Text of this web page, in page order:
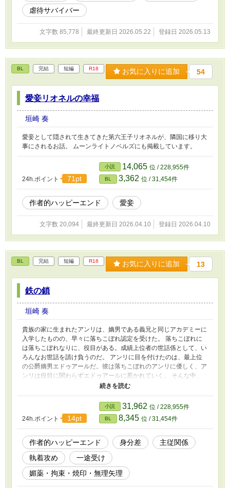
虐待サバイバー
文字数 85,778 最終更新日 2026.05.22 登録日 2026.05.13
BL 完結 短編 R18 お気に入りに追加 54
愛妾リオネルの幸福
垣崎 奏
愛妾として隠されて生きてきた第六王子リオネルが、隣国に移り大
事にされるお話。 ムーンライトノベルズにも掲載しています。
24h.ポイント 71pt
小説 14,065 位 / 228,955件
BL 3,362 位 / 31,454件
作者的ハッピーエンド 愛妾
文字数 20,094 最終更新日 2026.04.10 登録日 2026.04.10
BL 完結 短編 R18 お気に入りに追加 13
鉄の鎖
垣崎 奏
貴族の家に生まれたアンリは、嫡男である義兄と同じアカデミーに
入学したものの、早々に落ちこぼれ認定を受けた。 落ちこぼれに
は落ちこぼれなりに、役目がある。成績上位者の世話係として、い
ろんなお世話を請け負うのだ。 アンリに目を付けたのは、最上位
の公爵嫡男エドゥアールだ。彼は落ちこぼれのアンリに優しく、ア
ンリは役目に関わらずエドゥアールに惹かれていく。 そんな中、
エドゥアールに対抗心を燃やす王太子に呼び出しを受け、酷く扱わ
れてしまう。救護を担ったエドゥアールから、アンリが受けた提案
とは……？ ◇ 主従関係から始まる、作者的ハッピーエンドなお
話。 ざっくりふんわり設定、拘束ありきのハードプレイが主体で
す。苦手な方はブラウザバックをお願いします。 ムーンライトノ
ベルズにも掲載しています。
24h.ポイント 14pt
小説 31,962 位 / 228,955件
BL 8,345 位 / 31,454件
作者的ハッピーエンド 身分差
主従関係
執着攻め
一途受け
媚薬・拘束・焼印・無理矢理